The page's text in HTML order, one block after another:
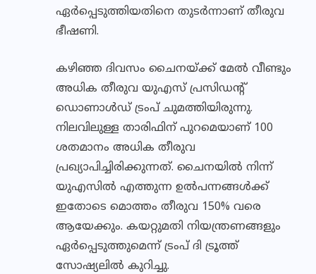
ഏർപ്പെടുത്തിയതിനെ തുടർന്നാണ് തീരുവ
ഭീഷണി.
കഴിഞ്ഞ ദിവസം ചൈനയ്‌ക്ക് മേൽ വീണ്ടും
അധിക തീരുവ യുഎസ് പ്രസിഡൻ്റ്
ഡൊണാൾഡ് ട്രംപ് ചുമത്തിയിരുന്നു.
നിലവിലുള്ള താരിഫിന് പുറമെയാണ് 100
ശതമാനം അധിക തീരുവ
പ്രഖ്യാപിച്ചിരിക്കുന്നത്. ചൈനയിൽ നിന്ന്
യുഎസിൽ എത്തുന്ന ഉൽപന്നങ്ങൾക്ക്
ഇതോടെ മൊത്തം തീരുവ 150% വരെ
ആയേക്കും. കയറ്റുമതി നിയന്ത്രണങ്ങളും
ഏർപ്പെടുത്തുമെന്ന് ട്രംപ് ദി ട്രൂത്ത്
സോഷ്യലിൽ കുറിച്ചു.